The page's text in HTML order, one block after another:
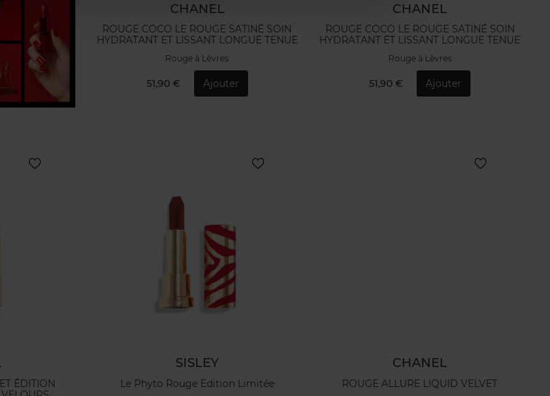
CHANEL
ROUGE COCO LE ROUGE SATINÉ SOIN
HYDRATANT ET LISSANT LONGUE TENUE
Rouge à Lèvres
51,90 € Ajouter
CHANEL
ROUGE COCO LE ROUGE SATINÉ SOIN
HYDRATANT ET LISSANT LONGUE TENUE
Rouge à Lèvres
51,90 € Ajouter
ÉDITION
SISLEY
Le Phyto Rouge Edition Limitée
CHANEL
ROUGE ALLURE LIQUID VELVET